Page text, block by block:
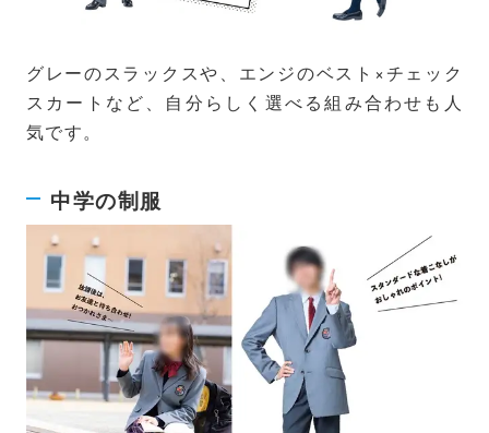
グレーのスラックスや、エンジのベスト×チェック
スカートなど、自分らしく選べる組み合わせも人
気です。
中学の制服